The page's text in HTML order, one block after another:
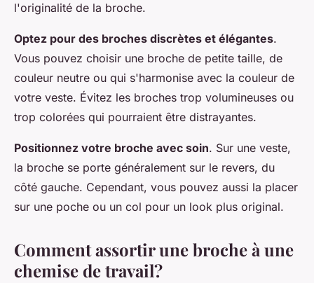
l'originalité de la broche.
Optez pour des broches discrètes et élégantes.
Vous pouvez choisir une broche de petite taille, de
couleur neutre ou qui s'harmonise avec la couleur de
votre veste. Évitez les broches trop volumineuses ou
trop colorées qui pourraient être distrayantes.
Positionnez votre broche avec soin. Sur une veste,
la broche se porte généralement sur le revers, du
côté gauche. Cependant, vous pouvez aussi la placer
sur une poche ou un col pour un look plus original.
Comment assortir une broche à une
chemise de travail?